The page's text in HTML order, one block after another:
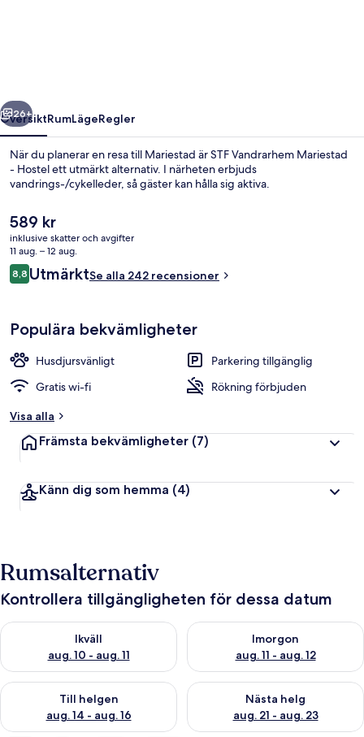
Nästa
26+
ÖversiktRumLägeRegler
När du planerar en resa till Mariestad är STF Vandrarhem Mariestad
- Hostel ett utmärkt alternativ. I närheten erbjuds
vandrings-/cykelleder, så gäster kan hålla sig aktiva.
Det
nuvarande
priset
är
589 kr
589 kr
inklusive skatter och avgifter
11 aug. – 12 aug.
Recensioner
8,88,8 av 10,
UtmärktSe alla 242 recensioner
Populära bekvämligheter
Husdjursvänligt
Parkering tillgänglig
Gratis wi-fi
Rökning förbjuden
Visa alla
Främsta bekvämligheter (7)
Känn dig som hemma (4)
Rumsalternativ
Kontrollera tillgängligheten för dessa datum
Ikväll
aug. 10 - aug. 11
Kontrollera tillgängligheten för ikväll aug. 10 - aug. 11
Imorgon
aug. 11 - aug. 12
Kontrollera tillgängligheten
Till helgen
aug. 14 - aug. 16
Kontrollera tillgängligheten för den här helgen aug. 14 - aug.
Nästa helg
aug. 21 - aug. 23
Kontrollera tillgängligheten